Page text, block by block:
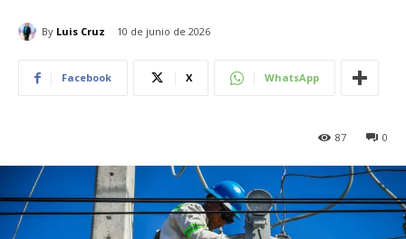
By Luis Cruz 10 de junio de 2026
Facebook X WhatsApp
0
87